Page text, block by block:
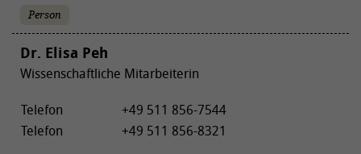
Person
Dr. Elisa Peh
Wissenschaftliche Mitarbeiterin
Telefon
+49 511 856-7544
Telefon
+49 511 856-8321